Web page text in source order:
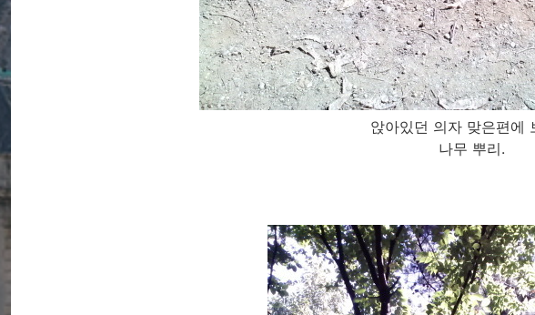
앉아있던 의자 맞은편에
나무 뿌리.